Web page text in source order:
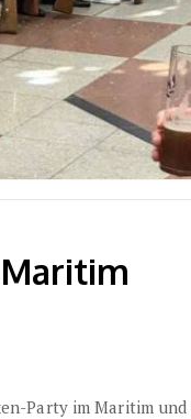
Maritim
Party im Maritim und